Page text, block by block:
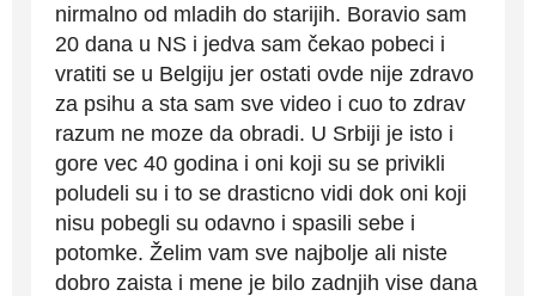
nirmalno od mladih do starijih. Boravio sam
20 dana u NS i jedva sam čekao pobeci i
vratiti se u Belgiju jer ostati ovde nije zdravo
za psihu a sta sam sve video i cuo to zdrav
razum ne moze da obradi. U Srbiji je isto i
gore vec 40 godina i oni koji su se privikli
poludeli su i to se drasticno vidi dok oni koji
nisu pobegli su odavno i spasili sebe i
potomke. Želim vam sve najbolje ali niste
dobro zaista i mene je bilo zadnjih vise dana